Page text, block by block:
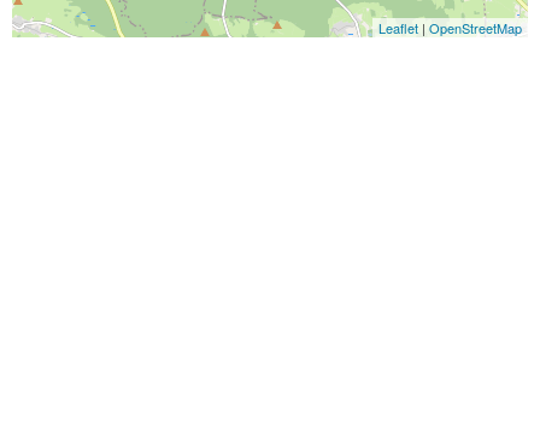
Leaflet | OpenStreetMap